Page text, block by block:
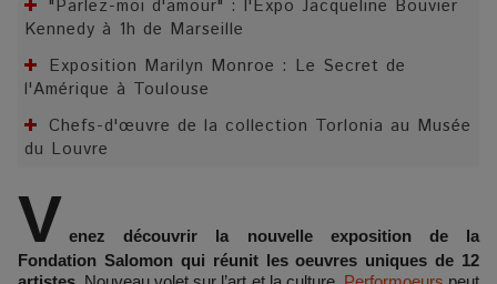
"Parlez-moi d'amour" : l'Expo Jacqueline Bouvier
Kennedy à 1h de Marseille
Exposition Marilyn Monroe : Le Secret de
l'Amérique à Toulouse
Chefs-d'œuvre de la collection Torlonia au Musée
du Louvre
V enez découvrir la nouvelle exposition de la
Fondation Salomon qui réunit les oeuvres uniques de 12